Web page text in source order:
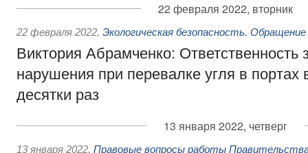
22 февраля 2022, вторник
22 февраля 2022, Экологическая безопасность.
Виктория Абрамченко: Ответственность
нарушения при перевалке угля в портах
десятки раз
13 января 2022, четверг
13 января 2022, Правовые вопросы работы